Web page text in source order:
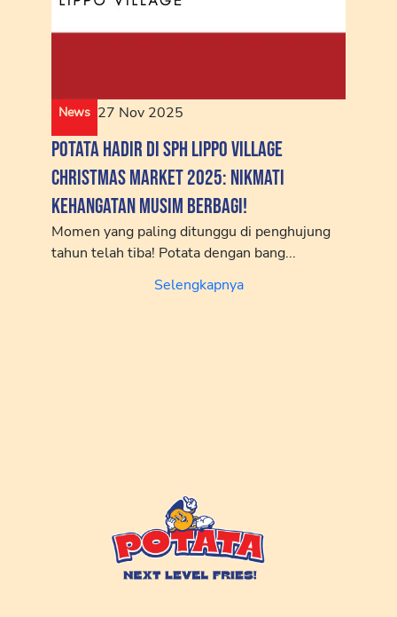
News 27 Nov 2025
Potata Hadir di SPH Lippo Village
Christmas Market 2025: Nikmati
Kehangatan Musim Berbagi!
Momen yang paling ditunggu di penghujung
tahun telah tiba! Potata dengan bang...
Selengkapnya